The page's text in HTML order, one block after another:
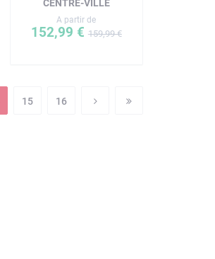
CENTRE-VILLE
A partir de
152,99 € 159,99 €
15 16